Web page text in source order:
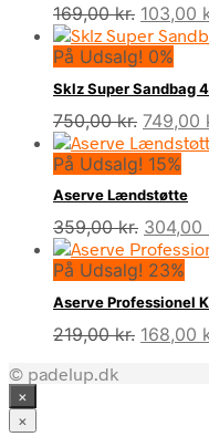
169,00kr. Den
pris
var:
169,00
103,00
På Udsalg! 0%
Sklz Super Sandbag
750,00kr. Den
pris
var:
750,00
749,00
På Udsalg! 15%
Aserve Lændstøtte
359,00kr. Den
pris
var:
359,00
304,00
På Udsalg! 23%
Aserve Professionel
219,00kr. Den
168,00
© padelup.dk
×
×